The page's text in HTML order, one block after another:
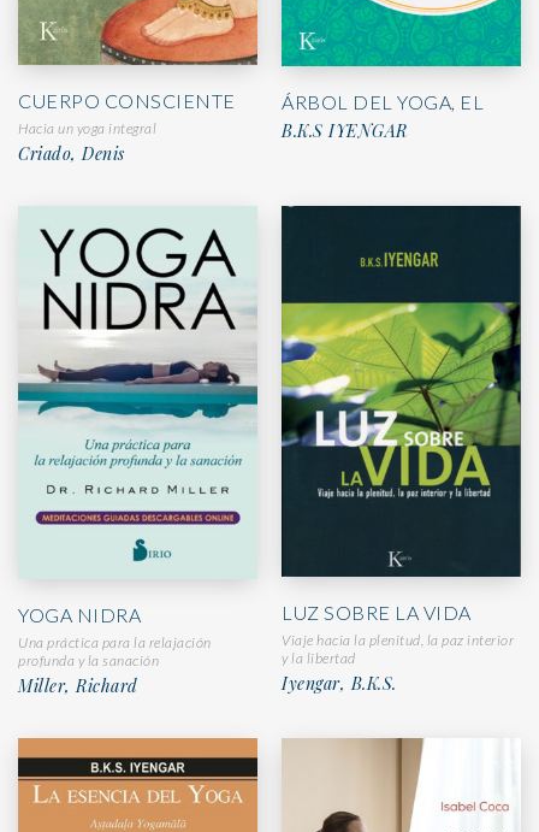
CUERPO CONSCIENTE
Hacia un yoga integral
Criado, Denis
ÁRBOL DEL YOGA, EL
B.K.S IYENGAR
YOGA NIDRA
Una práctica para la relajación
profunda y la sanación
Miller, Richard
LUZ SOBRE LA VIDA
Viaje hacia la plenitud, la paz interior
y la libertad
Iyengar, B.K.S.